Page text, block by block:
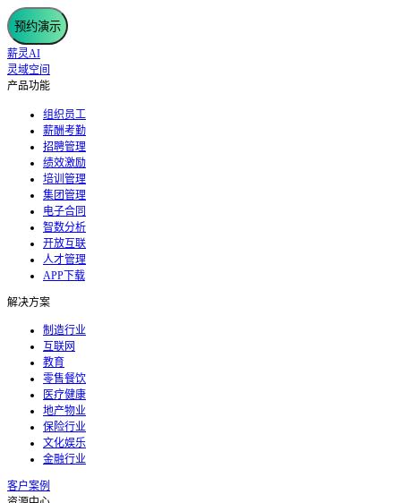
预约演示
薪灵AI
灵域空间
产品功能
组织员工
薪酬考勤
招聘管理
绩效激励
培训管理
集团管理
电子合同
智数分析
开放互联
人才管理
APP下载
解决方案
制造行业
互联网
教育
零售餐饮
医疗健康
地产物业
保险行业
文化娱乐
金融行业
客户案例